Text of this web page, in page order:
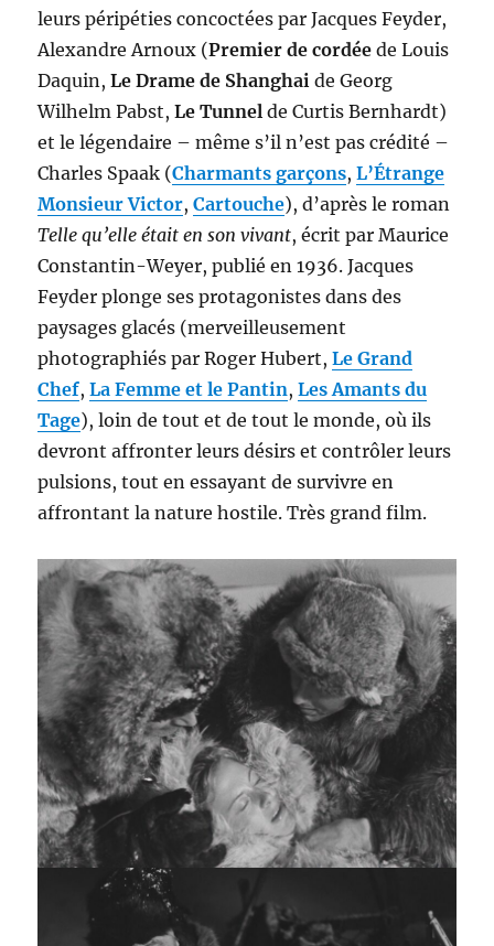
leurs péripéties concoctées par Jacques Feyder,
Alexandre Arnoux (Premier de cordée de Louis
Daquin,Le Drame de Shanghaide Georg
Wilhelm Pabst,Le Tunnel de Curtis Bernhardt)
et le légendaire – même s’il n’est pas crédité –
Charles Spaak (Charmants garçons,L’Étrange
Monsieur Victor,Cartouche), d’après le roman
Telle qu’elle était en son vivant, écrit par Maurice
Constantin-Weyer, publié en 1936. Jacques
Feyder plonge ses protagonistes dans des
paysages glacés (merveilleusement
photographiés par Roger Hubert, Le Grand
Chef,La Femme et le Pantin,Les Amants du
Tage), loin de tout et de tout le monde, où ils
devront affronter leurs désirs et contrôler leurs
pulsions, tout en essayant de survivre en
affrontant la nature hostile. Très grand film.